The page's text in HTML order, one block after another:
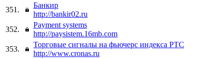
351.
Банкир
http://bankir02.ru
352.
Payment systems
http://paysistem.16mb.com
353.
Торговые сигналы на фьючерс индекса РТС
http://www.cronas.ru